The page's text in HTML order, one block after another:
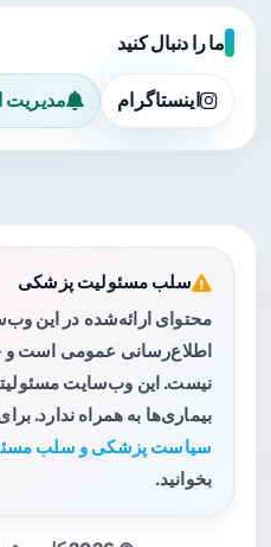
ما را دنبال کنید
اینستاگرام مدیریت
سلب مسئولیت پزشکی
محتوای ارائه‌شده در این
اطلاع‌رسانی عمومی است و
نیست. این وب‌سایت
بیماری‌ها به همراه ندارد.
سیاست پزشکی و سلب
بخوانید.